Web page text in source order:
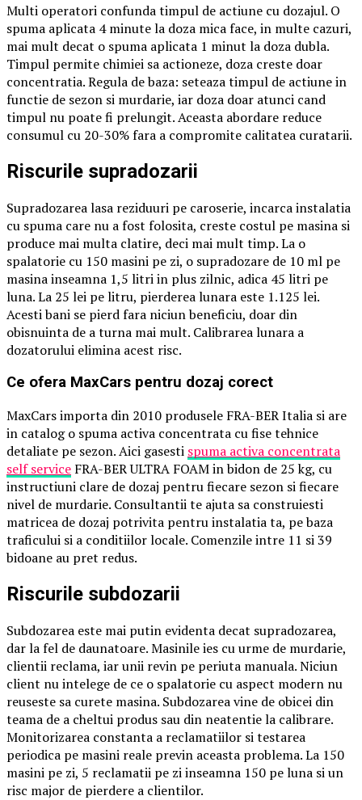
Multi operatori confunda timpul de actiune cu dozajul. O
spuma aplicata 4 minute la doza mica face, in multe cazuri,
mai mult decat o spuma aplicata 1 minut la doza dubla.
Timpul permite chimiei sa actioneze, doza creste doar
concentratia. Regula de baza: seteaza timpul de actiune in
functie de sezon si murdarie, iar doza doar atunci cand
timpul nu poate fi prelungit. Aceasta abordare reduce
consumul cu 20-30% fara a compromite calitatea curatarii.
Riscurile supradozarii
Supradozarea lasa reziduuri pe caroserie, incarca instalatia
cu spuma care nu a fost folosita, creste costul pe masina si
produce mai multa clatire, deci mai mult timp. La o
spalatorie cu 150 masini pe zi, o supradozare de 10 ml pe
masina inseamna 1,5 litri in plus zilnic, adica 45 litri pe
luna. La 25 lei pe litru, pierderea lunara este 1.125 lei.
Acesti bani se pierd fara niciun beneficiu, doar din
obisnuinta de a turna mai mult. Calibrarea lunara a
dozatorului elimina acest risc.
Ce ofera MaxCars pentru dozaj corect
MaxCars importa din 2010 produsele FRA-BER Italia si are
in catalog o spuma activa concentrata cu fise tehnice
detaliate pe sezon. Aici gasesti spuma activa concentrata
self service FRA-BER ULTRA FOAM in bidon de 25 kg, cu
instructiuni clare de dozaj pentru fiecare sezon si fiecare
nivel de murdarie. Consultantii te ajuta sa construiesti
matricea de dozaj potrivita pentru instalatia ta, pe baza
traficului si a conditiilor locale. Comenzile intre 11 si 39
bidoane au pret redus.
Riscurile subdozarii
Subdozarea este mai putin evidenta decat supradozarea,
dar la fel de daunatoare. Masinile ies cu urme de murdarie,
clientii reclama, iar unii revin pe periuta manuala. Niciun
client nu intelege de ce o spalatorie cu aspect modern nu
reuseste sa curete masina. Subdozarea vine de obicei din
teama de a cheltui produs sau din neatentie la calibrare.
Monitorizarea constanta a reclamatiilor si testarea
periodica pe masini reale previn aceasta problema. La 150
masini pe zi, 5 reclamatii pe zi inseamna 150 pe luna si un
risc major de pierdere a clientilor.